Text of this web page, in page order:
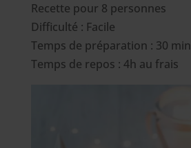
Recette pour 8 personnes
Difficulté : Facile
Temps de préparation : 30 min
Temps de repos : 4h au frais